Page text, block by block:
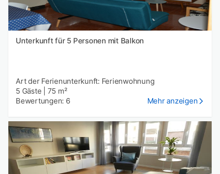
Unterkunft für 5 Personen mit Balkon
Art der Ferienunterkunft: Ferienwohnung
5 Gäste
75 m²
Bewertungen: 6
Mehr anzeigen